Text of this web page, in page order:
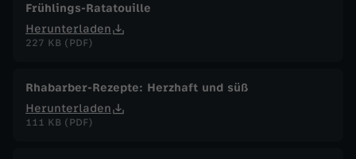
Frühlings-Ratatouille
Herunterladen
227 KB (PDF)
Rhabarber-Rezepte: Herzhaft und süß
Herunterladen
111 KB (PDF)